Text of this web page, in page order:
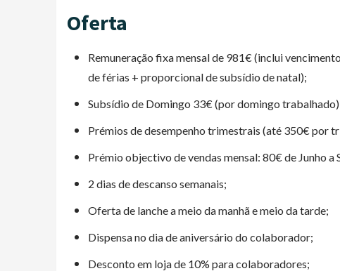
Oferta
Remuneração fixa mensal de 981€ (inclui
de férias + proporcional de subsídio de natal);
Subsídio de Domingo 33€ (por domingo
Prémios de desempenho trimestrais (até 350€ por
Prémio objectivo de vendas mensal: 80€ de Junho
2 dias de descanso semanais;
Oferta de lanche a meio da manhã e meio da tarde;
Dispensa no dia de aniversário do colaborador;
Desconto em loja de 10% para colaboradores;